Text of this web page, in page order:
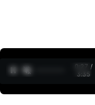
0:27 /
3:35